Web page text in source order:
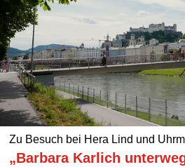
Zu Besuch bei Hera Lind und
„Barbara Karlich